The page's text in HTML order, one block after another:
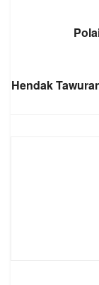
Hendak